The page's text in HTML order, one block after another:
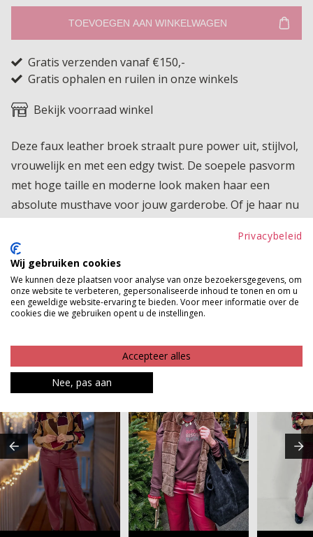
TOEVOEGEN AAN WINKELWAGEN
Gratis verzenden vanaf €150,-
Gratis ophalen en ruilen in onze winkels
Bekijk voorraad winkel
Deze faux leather broek straalt pure power uit, stijlvol,
vrouwelijk en met een edgy twist. De soepele pasvorm
met hoge taille en moderne look maken haar een
absolute musthave voor jouw garderobe. Of je haar nu
deze broek laat elke outfit moeiteloos tot leven komen.
Product kenmerken
Betaalinformatie
Privacybeleid
Wij gebruiken cookies
We kunnen deze plaatsen voor analyse van onze bezoekersgegevens, om
onze website te verbeteren, gepersonaliseerde inhoud te tonen en om u
een geweldige website-ervaring te bieden. Voor meer informatie over de
cookies die we gebruiken opent u de instellingen.
Accepteer alles
Nee, pas aan